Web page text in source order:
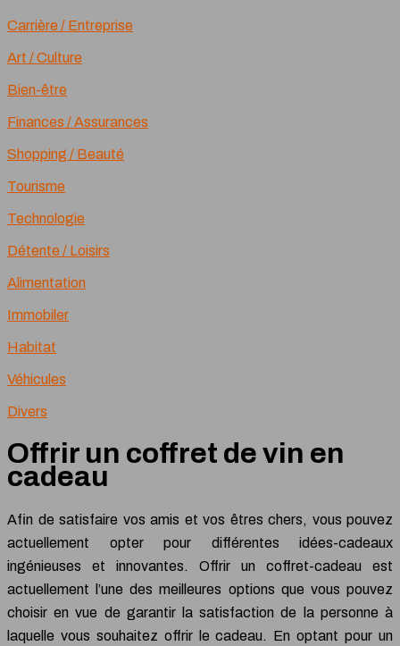
Carrière / Entreprise
Art / Culture
Bien-être
Finances / Assurances
Shopping / Beauté
Tourisme
Technologie
Détente / Loisirs
Alimentation
Immobiler
Habitat
Véhicules
Divers
Offrir un coffret de vin en
cadeau
Afin de satisfaire vos amis et vos êtres chers, vous pouvez
actuellement opter pour différentes idées-cadeaux
ingénieuses et innovantes. Offrir un coffret-cadeau est
actuellement l’une des meilleures options que vous pouvez
choisir en vue de garantir la satisfaction de la personne à
laquelle vous souhaitez offrir le cadeau. En optant pour un